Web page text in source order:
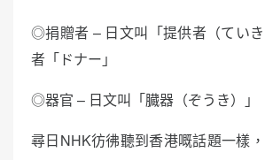
◎捐贈者 – 日文叫「提供者（てい
者「ドナー」
◎器官 – 日文叫「臓器（ぞうき）」
尋日NHK彷彿聽到香港嘅話題一樣